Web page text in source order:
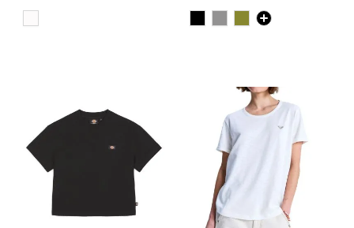
Colour
White Colour
Deep Black
Heather Grey
Dusty Olive